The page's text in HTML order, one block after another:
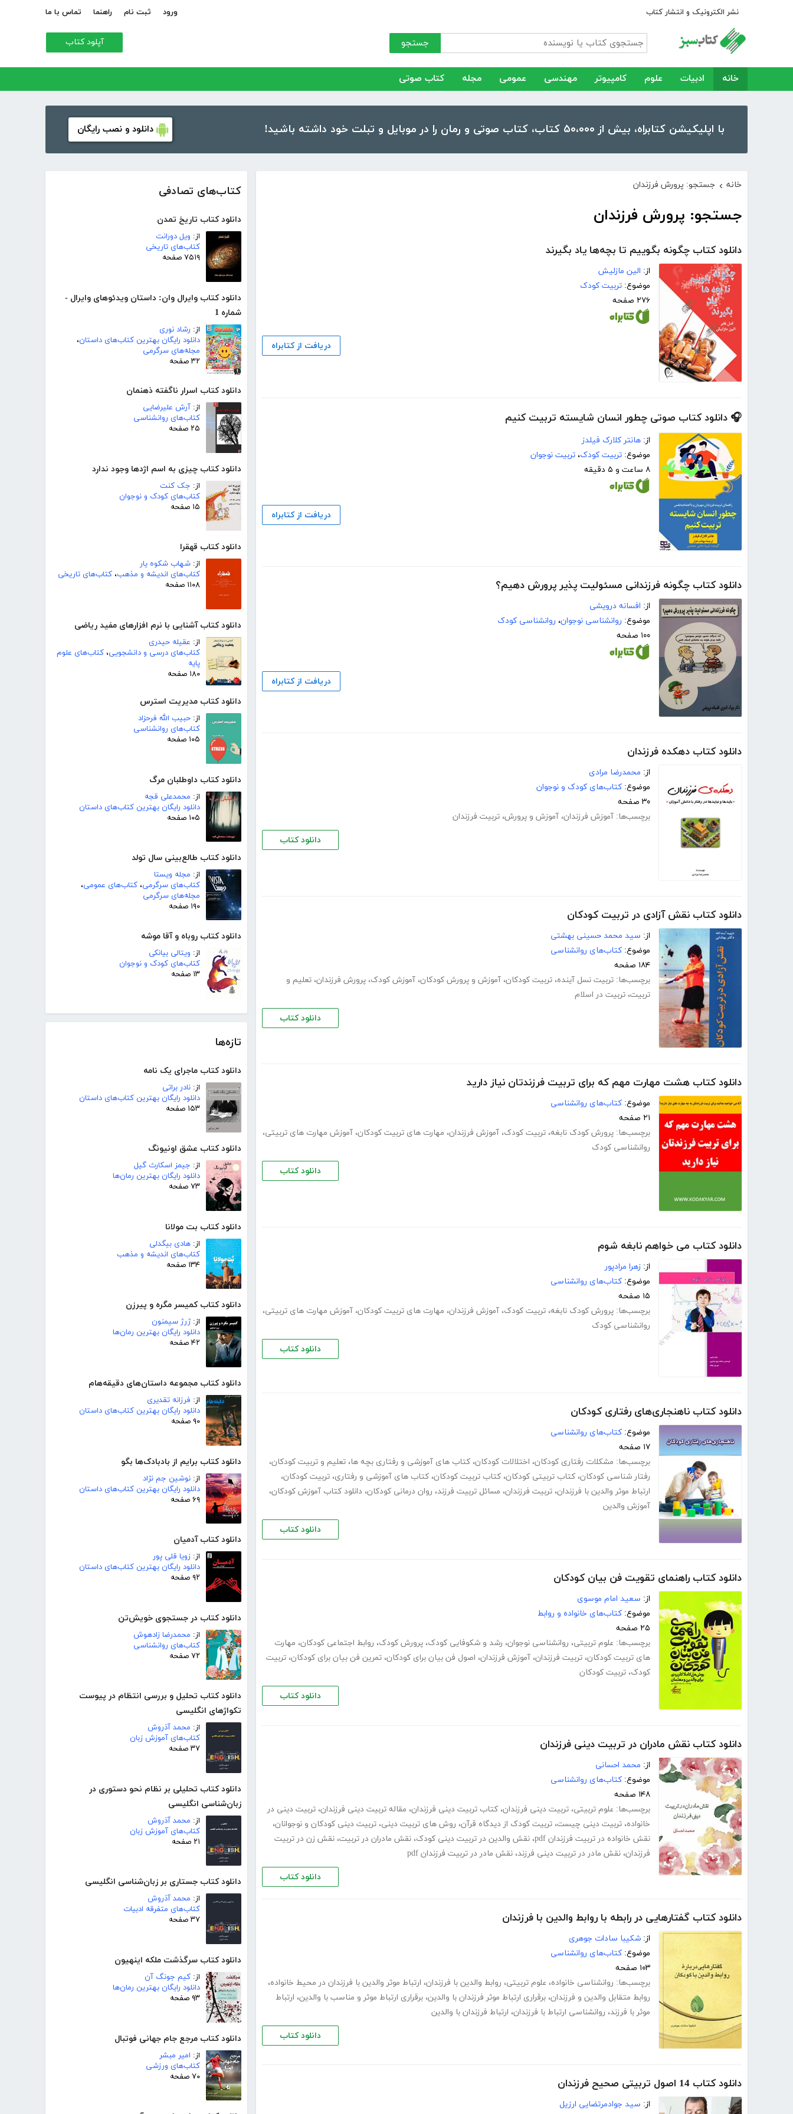
نشر الکترونیک و انتشار کتاب ورود ثبت نام راهنما تماس با ما
جستجو آپلود کتاب
خانه ادبیات علوم کامپیوتر مهندسی عمومی مجله کتاب صوتی
با اپلیکیشن کتابراه، بیش از ۵۰،۰۰۰ کتاب، کتاب صوتی و رمان را در موبایل و تبلت خود داشته باشید! دانلود و نصب رایگان
کتاب‌های تصادفی
دانلود کتاب تاریخ تمدن
از: ویل دورانت
کتاب‌های تاریخی
۷۵۱۹ صفحه
دانلود کتاب وایرال وان: داستان ویدئوهای وایرال -
شماره 1
از: رشاد نوری
دانلود رایگان بهترین کتاب‌های داستان،
مجله‌های سرگرمی
۳۲ صفحه
دانلود کتاب اسرار ناگفته ذهنمان
از: آرش علیرضایی
کتاب‌های روانشناسی
۲۵ صفحه
دانلود کتاب چیزی به اسم اژدها وجود ندارد
از: جک کنت
کتاب‌های کودک و نوجوان
۱۵ صفحه
دانلود کتاب قهقرا
از: شهاب شکوه یار
کتاب‌های اندیشه و مذهب، کتاب‌های تاریخی
۱۱۰۸ صفحه
دانلود کتاب آشنایی با نرم افزارهای مفید ریاضی
از: عقیله حیدری
کتاب‌های درسی و دانشجویی، کتاب‌های علوم
پایه
۱۸۰ صفحه
دانلود کتاب مدیریت استرس
از: حبیب الله فرحزاد
کتاب‌های روانشناسی
۱۰۵ صفحه
دانلود کتاب داوطلبان مرگ
از: محمدعلی قجه
دانلود رایگان بهترین کتاب‌های داستان
۱۰۵ صفحه
دانلود کتاب طالع‌بینی سال تولد
از: مجله ویستا
کتاب‌های سرگرمی، کتاب‌های عمومی،
مجله‌های سرگرمی
۱۹۰ صفحه
دانلود کتاب روباه و آقا موشه
از: ویتالی بیانکی
کتاب‌های کودک و نوجوان
۱۳ صفحه
تازه‌ها
دانلود کتاب ماجرای یک نامه
از: نادر براتی
دانلود رایگان بهترین کتاب‌های داستان
۱۵۳ صفحه
دانلود کتاب عشق اونیونگ
از: جیمز اسکارث گیل
دانلود رایگان بهترین رمان‌ها
۷۳ صفحه
دانلود کتاب بت مولانا
از: هادی بیگدلی
کتاب‌های اندیشه و مذهب
۱۳۴ صفحه
دانلود کتاب کمیسر مگره و پیرزن
از:ژرژ سیمنون
دانلود رایگان بهترین رمان‌ها
۴۲ صفحه
دانلود کتاب مجموعه داستان‌های دقیقه‌هام
از: فرزانه تقدیری
دانلود رایگان بهترین کتاب‌های داستان
۹۰ صفحه
دانلود کتاب برایم از بادبادک‌ها بگو
از: نوشین جم نژاد
دانلود رایگان بهترین کتاب‌های داستان
۶۹ صفحه
دانلود کتاب آدمیان
از: زویا قلی پور
دانلود رایگان بهترین کتاب‌های داستان
۹۲ صفحه
دانلود کتاب در جستجوی خویش‌تن
از: محمدرضا زادهوش
کتاب‌های روانشناسی
۷۲ صفحه
دانلود کتاب تحلیل و بررسی انتظام در پیوست
تکواژهای انگلیسی
از: محمد آذروش
کتاب‌های آموزش زبان
۳۷ صفحه
دانلود کتاب تحلیلی بر نظام نحو دستوری در
زبان‌شناسی انگلیسی
از: محمد آذروش
کتاب‌های آموزش زبان
۲۱ صفحه
دانلود کتاب جستاری بر زبان‌شناسی انگلیسی
از: محمد آذروش
کتاب‌های متفرقه ادبیات
۳۷ صفحه
دانلود کتاب سرگذشت ملکه اینهیون
از: کیم جونگ آن
دانلود رایگان بهترین رمان‌ها
۹۳ صفحه
دانلود کتاب مرجع جام جهانی فوتبال
از: امیر مبشر
کتاب‌های ورزشی
۷۰ صفحه
خانه › جستجو: پرورش فرزندان
جستجو: پرورش فرزندان
دانلود کتاب چگونه بگوییم تا بچه‌ها یاد بگیرند
از: الین مازلیش
موضوع: تربیت کودک
۲۷۶ صفحه
دریافت از کتابراه
🎧 دانلود کتاب صوتی چطور انسان شایسته تربیت کنیم
از: هانتر کلارک فیلدز
موضوع: تربیت کودک، تربیت نوجوان
۸ ساعت و ۵ دقیقه
دریافت از کتابراه
دانلود کتاب چگونه فرزندانی مسئولیت‌ پذیر پرورش دهیم؟
از: افسانه درویشی
موضوع: روانشناسی نوجوان، روانشناسی کودک
۱۰۰ صفحه
دریافت از کتابراه
دانلود کتاب دهکده فرزندان
از: محمدرضا مرادی
موضوع: کتاب‌های کودک و نوجوان
۳۰ صفحه
برچسب‌ها: آموزش فرزندان، آموزش و پرورش، تربیت فرزندان
دانلود کتاب
دانلود کتاب نقش آزادی در تربیت کودکان
از: سید محمد حسینی بهشتی
موضوع: کتاب‌های روانشناسی
۱۸۴ صفحه
برچسب‌ها: تربیت نسل آینده، تربیت کودکان، آموزش و پرورش کودکان، آموزش کودک، پرورش فرزندان، تعلیم و
تربیت، تربیت در اسلام
دانلود کتاب
دانلود کتاب هشت مهارت مهم که برای تربیت فرزندتان نیاز دارید
موضوع: کتاب‌های روانشناسی
۲۱ صفحه
برچسب‌ها: پرورش کودک نابغه، تربیت کودک، آموزش فرزندان، مهارت های تربیت کودکان، آموزش مهارت های تربیتی،
روانشناسی کودک
دانلود کتاب
دانلود کتاب می خواهم نابغه شوم
از: زهرا مرادپور
موضوع: کتاب‌های روانشناسی
۱۵ صفحه
برچسب‌ها: پرورش کودک نابغه، تربیت کودک، آموزش فرزندان، مهارت های تربیت کودکان، آموزش مهارت های تربیتی،
روانشناسی کودک
دانلود کتاب
دانلود کتاب ناهنجاری‌های رفتاری کودکان
موضوع: کتاب‌های روانشناسی
۱۷ صفحه
برچسب‌ها: مشکلات رفتاری کودکان، اختلالات کودکان، کتاب های آموزشی و رفتاری بچه ها، تعلیم و تربیت کودکان،
رفتار شناسی کودکان، کتاب تربیتی کودکان، کتاب تربیت کودکان، کتاب های آموزشی و رفتاری، تربیت کودکان،
ارتباط موثر والدین با فرزندان، تربیت فرزندان، مسائل تربیت فرزند، روان درمانی کودکان، دانلود کتاب آموزش کودکان،
آموزش والدین
دانلود کتاب
دانلود کتاب راهنمای تقویت فن بیان کودکان
از: سعید امام موسوی
موضوع: کتاب‌های خانواده و روابط
۲۵ صفحه
برچسب‌ها: علوم تربیتی، روانشناسی نوجوان، رشد و شکوفایی کودک، پرورش کودک، روابط اجتماعی کودکان، مهارت
های تربیت کودکان، تربیت فرزندان، آموزش فرزندان، اصول فن بیان برای کودکان، تمرین فن بیان برای کودکان، تربیت
کودک، تربیت کودکان
دانلود کتاب
دانلود کتاب نقش مادران در تربیت دینی فرزندان
از: محمد احسانی
موضوع: کتاب‌های روانشناسی
۱۴۸ صفحه
برچسب‌ها: علوم تربیتی، تربیت دینی فرزندان، کتاب تربیت دینی فرزندان، مقاله تربیت دینی فرزندان، تربیت دینی در
خانواده، تربیت دینی چیست، تربیت کودک از دیدگاه قرآن، روش های تربیت دینی، تربیت دینی کودکان و نوجوانان،
نقش خانواده در تربیت فرزندان pdf
، نقش والدین در تربیت دینی کودک، نقش مادران در تربیت، نقش زن در تربیت
فرزندان، نقش مادر در تربیت دینی فرزند، نقش مادر در تربیت فرزندان pdf
دانلود کتاب
دانلود کتاب گفتارهایی در رابطه با روابط والدین با فرزندان
از: شکیبا سادات جوهری
موضوع: کتاب‌های روانشناسی
۱۰۳ صفحه
برچسب‌ها: روانشناسی خانواده، علوم تربیتی، روابط والدین با فرزندان، ارتباط موثر والدین با فرزندان در محیط خانواده،
روابط متقابل والدین و فرزندان، برقراری ارتباط موثر فرزندان با والدین، برقراری ارتباط موثر و مناسب با والدین، ارتباط
موثر با فرزند، روانشناسی ارتباط با فرزندان، ارتباط فرزندان با والدین
دانلود کتاب
دانلود کتاب 14 اصول تربیتی صحیح فرزندان
از: سید جوادمرتضایی ارزیل